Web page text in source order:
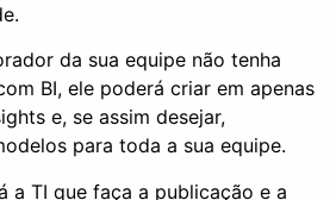
da sua equipe não tenha
BI, ele poderá criar em apenas
e, se assim desejar,
para toda a sua equipe.
a TI que faça a publicação e a